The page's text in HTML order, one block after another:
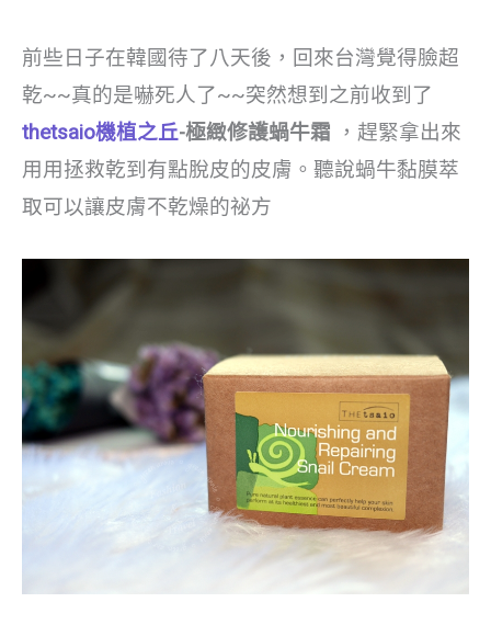
前些日子在韓國待了八天後，回來台灣覺得臉超
乾~~真的是嚇死人了~~突然想到之前收到了
thetsaio機植之丘-極緻修護蝸牛霜 ，趕緊拿出來
用用拯救乾到有點脫皮的皮膚。聽說蝸牛黏膜萃
取可以讓皮膚不乾燥的祕方